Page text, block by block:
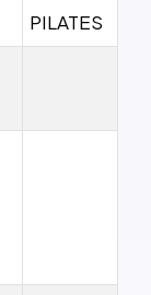
PILATES